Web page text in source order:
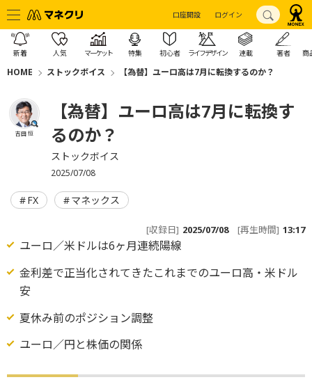
口座開設 ログイン
新着 人気 マーケット 特集 初心者 ライフデザイン 連載 著者 商
HOME ストックボイス 【為替】ユーロ高は7月に転換するのか？
吉田 恒
【為替】ユーロ高は7月に転換す
るのか？
ストックボイス
2025/07/08
FX マネックス
[収録日] 2025/07/08 [再生時間] 13:17
ユーロ／米ドルは6ヶ月連続陽線
金利差で正当化されてきたこれまでのユーロ高・米ドル
安
夏休み前のポジション調整
ユーロ／円と株価の関係